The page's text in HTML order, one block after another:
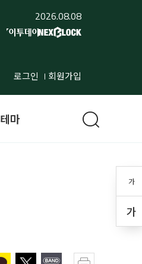
2026.08.08
로그인 회원가입
가
가
테마